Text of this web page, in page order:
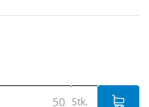
Stk.